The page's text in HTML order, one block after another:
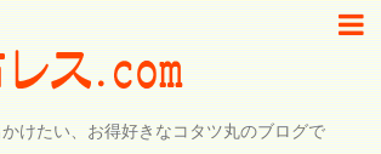
けたい、お得好きなコタツ丸のブログで